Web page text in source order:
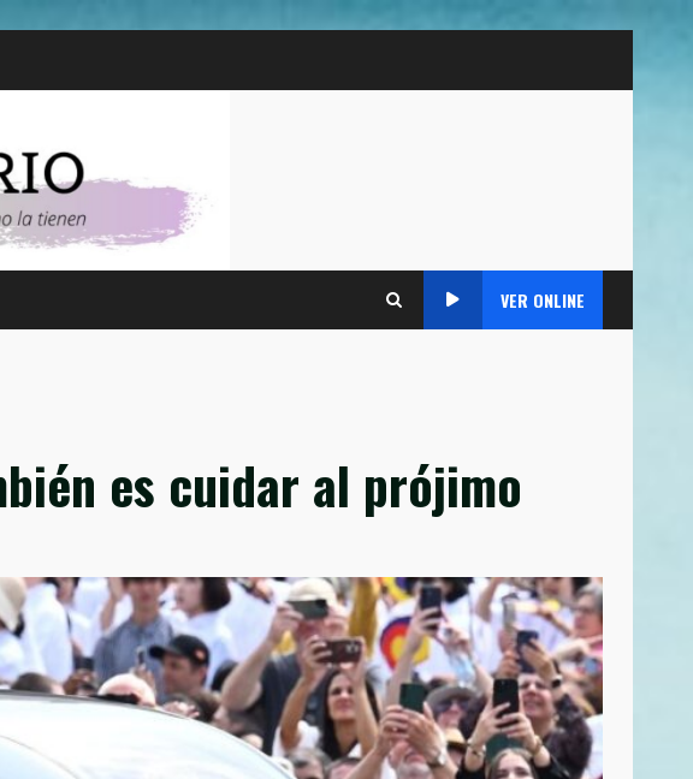
VER ONLINE
es cuidar al prójimo